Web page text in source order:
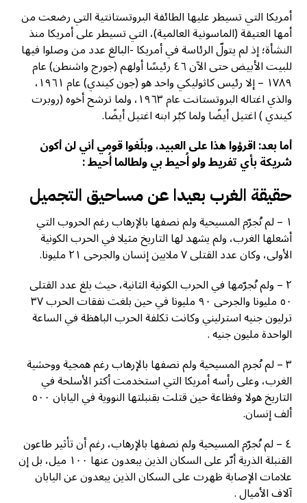
أمريكا التي تسيطر عليها الطائفة البروتستانتية التي رضعت من
أمها العتيقة (الماسونية العالمية)، التي تسيطر على أمريكا منذ
النشأة؛ إذ لم يتولّ الرئاسة في أمريكا -البالغ عدد من وصلوا فيها
للبيت الأبيض حتى الآن ٤٦ رئيسًا أولهم (جورج واشنطن) عام
١٧٨٩ – إلا رئيس كاثوليكي واحد هو (جون كيندي) عام ١٩٦١،
والذي اغتاله البروتستانت عام ١٩٦٣، ولما ترشح أخوه (روبرت
كيندي ) اغتيل أيضًا ولما كبُر ابنه اغتيل أيضًا.
أما بعد:ﺍﻗﺮﺅﻭﺍ ﻫﺬﺍ ﻋﻠﻰ ﺍﻟﻌﺒﻴﺪ، ﻭﺑﻠّﻐﻮﺍ ﻗﻮﻣﻲ ﺃﻧﻲ ﻟﻦ ﺃﻛﻮﻥ
ﺷﺮﻳﻜﺔ ﺑﺄﻱ ﺗﻔﺮﻳﻂ ﻭﻟﻮ ﺃُﺣﻴﻂ ﺑﻲ ولطالما أُحيط :
حقيقة الغرب بعيدا عن مساحيق التجميل
١ – ﻟﻢ ﻧُﺠﺮّﻡ ﺍﻟﻤﺴﻴﺤﻴﺔ ﻭﻟﻢ ﻧﺼﻔﻬﺎ ﺑﺎﻹﺭﻫﺎﺏ ﺭﻏﻢ ﺍﻟﺤﺮﻭﺏ ﺍﻟﺘﻲ
ﺃﺷﻌﻠﻬﺎ ﺍﻟﻐﺮﺏ، ﻭﻟﻢ ﻳﺸﻬﺪ ﻟﻬﺎ ﺍﻟﺘﺎﺭﻳﺦ ﻣﺜﻴﻼ ﻓﻲ ﺍﻟﺤﺮﺏ ﺍﻟﻜﻮﻧﻴﺔ
ﺍﻷﻭﻟﻰ، ﻭﻛﺎﻥ ﻋﺪﺩ ﺍﻟﻘﺘﻠﻰ ٧ ﻣﻼﻳﻴﻦ ﺇﻧﺴﺎﻥ ﻭﺍﻟﺠﺮﺣﻰ ٢١ ﻣﻠﻴﻮﻧﺎ.
٢ – ﻭﻟﻢ ﻧُﺠﺮّﻣﻬﺎ ﻓﻲ ﺍﻟﺤﺮﺏ ﺍﻟﻜﻮﻧﻴﺔ ﺍﻟﺜﺎﻧﻴﺔ، ﺣﻴﺚ ﺑﻠﻎ ﻋﺪﺩ ﺍﻟﻘﺘﻠﻰ
٥٠ ﻣﻠﻴﻮﻧﺎ ﻭﺍﻟﺠﺮﺣﻰ ٩٠ ﻣﻠﻴﻮﻧﺎ ﻓﻲ ﺣﻴﻦ ﺑﻠﻐﺖ ﻧﻔﻘﺎﺕ ﺍﻟﺤﺮﺏ ٣٧
ﺗﺮﻟﻴﻮﻥ ﺟﻨﻴﻪ ﺍﺳﺘﺮﻟﻴﻨﻲ ﻭﻛﺎﻧﺖ ﺗﻜﻠﻔﺔ ﺍﻟﺤﺮﺏ ﺍﻟﺒﺎﻫﻈﺔ ﻓﻲ ﺍﻟﺴﺎﻋﺔ
ﺍﻟﻮﺍﺣﺪﺓ ﻣﻠﻴﻮﻥ ﺟﻨﻴﻪ .
٣ – ﻟﻢ ﻧُﺠﺮﻡ ﺍﻟﻤﺴﻴﺤﻴﺔ ﻭﻟﻢ ﻧﺼﻔﻬﺎ ﺑﺎﻹﺭﻫﺎﺏ ﺭﻏﻢ ﻫﻤﺠﻴﺔ ﻭﻭﺣﺸﻴﺔ
ﺍﻟﻐﺮﺏ، ﻭﻋﻠﻰ ﺭﺃﺳﻪ ﺃﻣﺮﻳﻜﺎ ﺍﻟﺘﻲ ﺍﺳﺘﺨﺪﻣﺖ ﺃﻛﺜﺮ ﺍﻷﺳﻠﺤﺔ ﻓﻲ
ﺍﻟﺘﺎﺭﻳﺦ ﻫﻮﻻ ﻭﻓﻈﺎﻋﺔ ﺣﻴﻦ ﻗﺘﻠﺖ ﺑﻘﻨﺒﻠﺘﻬﺎ ﺍﻟﻨﻮﻭﻳﺔ ﻓﻲ ﺍﻟﻴﺎﺑﺎﻥ ٥٠٠
ﺃﻟﻒ ﺇﻧﺴﺎﻥ.
٤ – ﻟﻢ ﻧُﺠﺮّﻡ ﺍﻟﻤﺴﻴﺤﻴﺔ ﻭﻟﻢ ﻧﺼﻔﻬﺎ ﺑﺎﻹﺭﻫﺎﺏ، ﺭﻏﻢ ﺃﻥ ﺗﺄﺛﻴﺮ ﻃﺎﻋﻮﻥ
ﺍﻟﻘﻨﺒﻠﺔ ﺍﻟﺬﺭﻳﺔ ﺃﺛّﺮ ﻋﻠﻰ ﺍﻟﺴﻜﺎﻥ ﺍﻟﺬﻳﻦ ﻳﺒﻌﺪﻭﻥ ﻋﻨﻬﺎ ١٠٠ ﻣﻴﻞ، ﺑﻞ ﺇﻥ
ﻋﻼﻣﺎﺕ ﺍﻹﺻﺎﺑﺔ ﻇﻬﺮﺕ ﻋﻠﻰ ﺍﻟﺴﻜﺎﻥ ﺍﻟﺬﻳﻦ ﻳﺒﻌﺪﻭﻥ ﻋﻦ ﺍﻟﻴﺎﺑﺎﻥ
ﺁﻻﻑ ﺍﻷﻣﻴﺎﻝ .